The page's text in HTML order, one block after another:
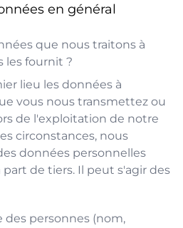
en général
que nous traitons à
les fournit ?
lieu les données à
vous nous transmettez ou
de l'exploitation de notre
circonstances, nous
données personnelles
de tiers. Il peut s'agir des
des personnes (nom,